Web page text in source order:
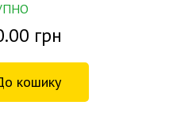
грн